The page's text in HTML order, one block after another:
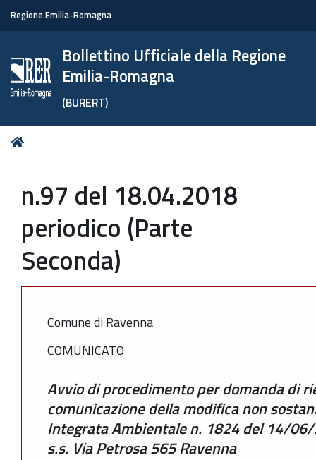
Regione Emilia-Romagna
Bollettino Ufficiale della Regione
Emilia-Romagna
(BURERT)
Tu
n.97 del 18.04.2018
periodico (Parte
Seconda)
Comune di Ravenna
COMUNICATO
Avvio di procedimento per domanda di
comunicazione della modifica non
Integrata Ambientale n. 1824 del 14/
s.s. Via Petrosa 565 Ravenna